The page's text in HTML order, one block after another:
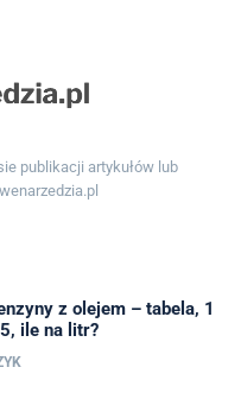
publikacji artykułów lub
z olejem – tabela, 1
ile na litr?